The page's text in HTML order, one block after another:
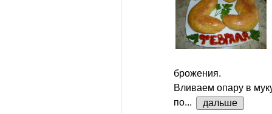
брожения.
Вливаем опару в
по...
дальше